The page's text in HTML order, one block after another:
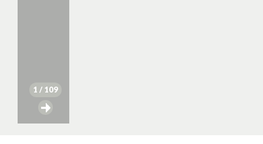
1 / 109